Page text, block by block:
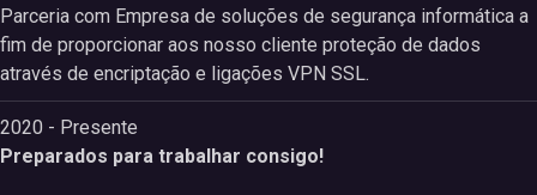
Parceria com Empresa de soluções de segurança informática a
fim de proporcionar aos nosso cliente proteção de dados
através de encriptação e ligações VPN SSL.
2020 - Presente
Preparados para trabalhar consigo!